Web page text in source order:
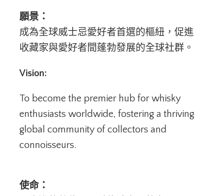
願景：
成為全球威士忌愛好者首選的樞紐，促進
收藏家與愛好者間蓬勃發展的全球社群。
Vision:
To become the premier hub for whisky
enthusiasts worldwide, fostering a thriving
global community of collectors and
connoisseurs.
使命：